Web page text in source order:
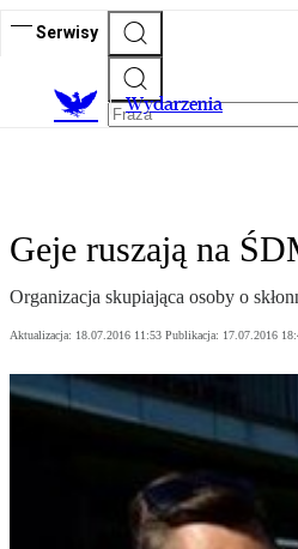
Serwisy
Wydarzenia
Geje ruszają na
Organizacja skupiająca osoby o
Aktualizacja: 18.07.2016 11:53 Publikacja: 17.07.2016